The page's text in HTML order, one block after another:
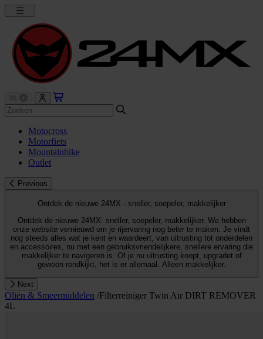
Motocross
Motorfiets
Mountainbike
Outlet
Previous
Ontdek de nieuwe 24MX - sneller, soepeler, makkelijker
Ontdek de nieuwe 24MX: sneller, soepeler, makkelijker. We hebben
onze website vernieuwd om je rijervaring nog beter te maken. Je vindt
nog steeds alles wat je kent en waardeert, van uitrusting tot onderdelen
en accessoires, nu met een gebruiksvriendelijkere, snellere ervaring die
makkelijker te navigeren is. Of je nu uitrusting koopt, upgradet of
gewoon rondkijkt, het is er allemaal. Alleen makkelijker.
Next
Oliën & Smeermiddelen /Filterreiniger Twin Air DIRT REMOVER
4L